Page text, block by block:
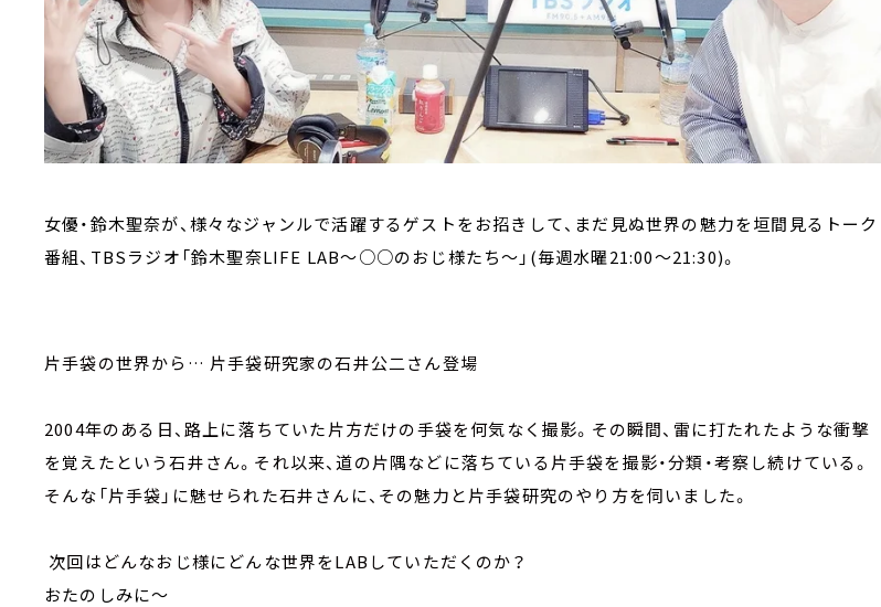
女優・鈴木聖奈が、様々なジャンルで活躍するゲストをお招きして、まだ見ぬ世界の魅力を垣間見るトーク
番組、TBSラジオ「鈴木聖奈LIFE LAB～○○のおじ様たち～」(毎週水曜21:00～21:30)。
片手袋の世界から… 片手袋研究家の石井公二さん登場
2004年のある日、路上に落ちていた片方だけの手袋を何気なく撮影。その瞬間、雷に打たれたような衝撃
を覚えたという石井さん。それ以来、道の片隅などに落ちている片手袋を撮影・分類・考察し続けている。
そんな「片手袋」に魅せられた石井さんに、その魅力と片手袋研究のやり方を伺いました。
次回はどんなおじ様にどんな世界をLABしていただくのか？
おたのしみに～